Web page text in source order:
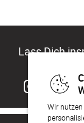
Wir
Lass Dich